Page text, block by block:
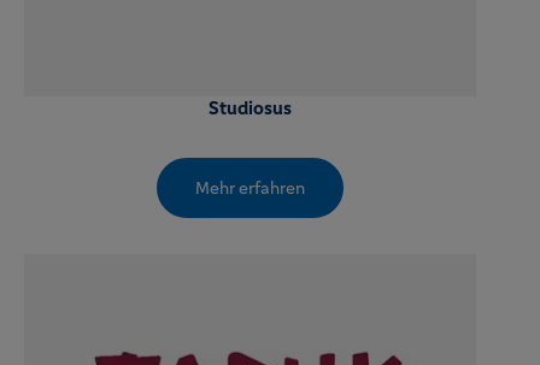
Studiosus
Mehr erfahren